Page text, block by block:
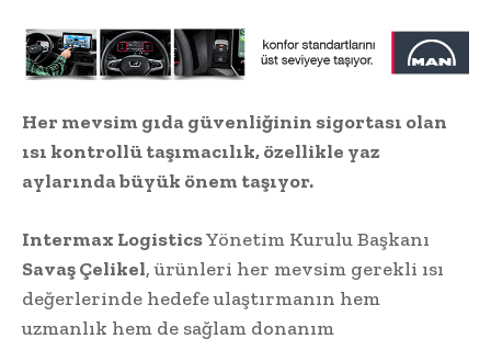
Her mevsim gıda güvenliğinin sigortası olan
ısı kontrollü taşımacılık, özellikle yaz
aylarında büyük önem taşıyor.
Intermax LogisticsYönetim Kurulu Başkanı
Savaş Çelikel, ürünleri her mevsim gerekli ısı
değerlerinde hedefe ulaştırmanın hem
uzmanlık hem de sağlam donanım